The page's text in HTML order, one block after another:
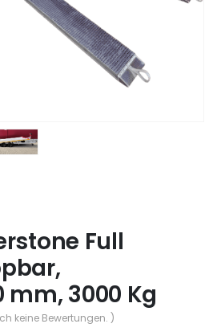
Full
mm, 3000 Kg
keine Bewertungen. )